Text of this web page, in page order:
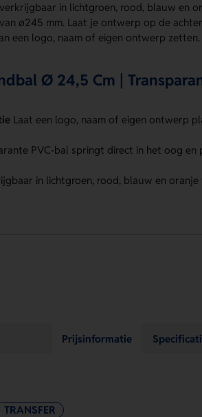
in lichtgroen, rood, blauw en
ø245 mm. Laat je ontwerp op de
een logo, naam of eigen ontwerp
Ø 24,5 Cm |
Laat een logo, naam of eigen ontwerp
PVC-bal springt direct in het oog en
in lichtgroen, rood, blauw en oranje
Prijsinformatie
TRANSFER